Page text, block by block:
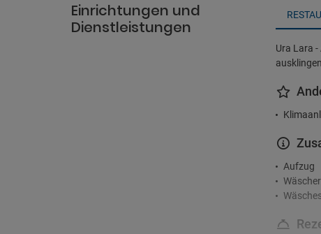
Einrichtungen und
Dienstleistungen
Ura Lara
Aufzug